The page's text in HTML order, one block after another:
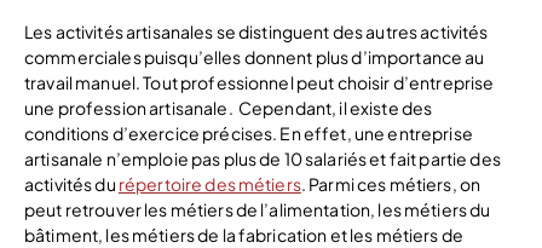
Les activités artisanales se distinguent des autres activités
commerciales puisqu’elles donnent plus d’importance au
travail manuel. Tout professionnel peut choisir d’entreprise
une profession artisanale. Cependant, il existe des
conditions d’exercice précises. En effet, une entreprise
artisanale n’emploie pas plus de 10 salariés et fait partie des
activités du répertoire des métiers. Parmi ces métiers, on
peut retrouver les métiers de l’alimentation, les métiers du
bâtiment, les métiers de la fabrication et les métiers de